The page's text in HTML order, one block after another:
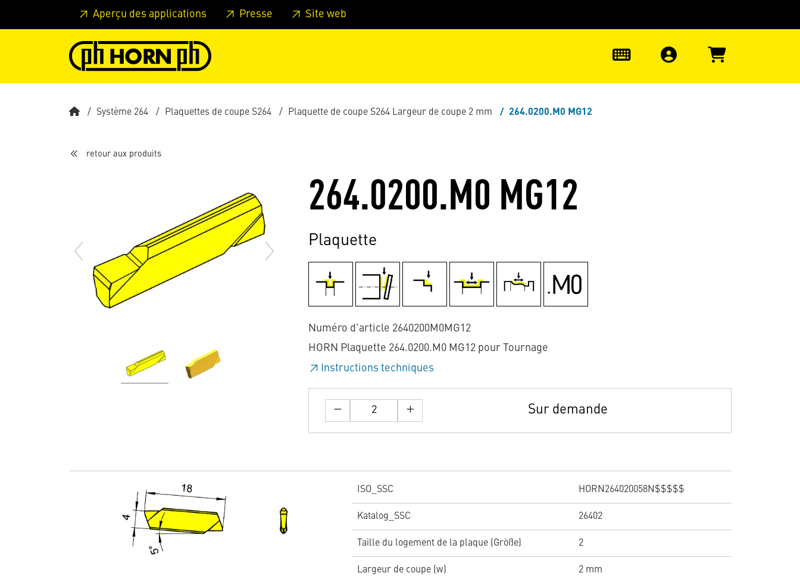
Skip to main content Passer à l'en-tête de la page Passer au pied de page
Aperçu des applications Presse Site web
Système 264 Plaquettes de coupe S264 Plaquette de coupe S264 Largeur de coupe 2 mm 264.0200.M0 MG12
retour aux produits
264.0200.M0 MG12
Plaquette
Numéro d'article 2640200M0MG12
HORN Plaquette 264.0200.M0 MG12 pour Tournage
Instructions techniques
Sur demande
ISO_SSC HORN264020058N$$$$$
Katalog_SSC 26402
Taille du logement de la plaque (Größe) 2
Largeur de coupe (w) 2 mm